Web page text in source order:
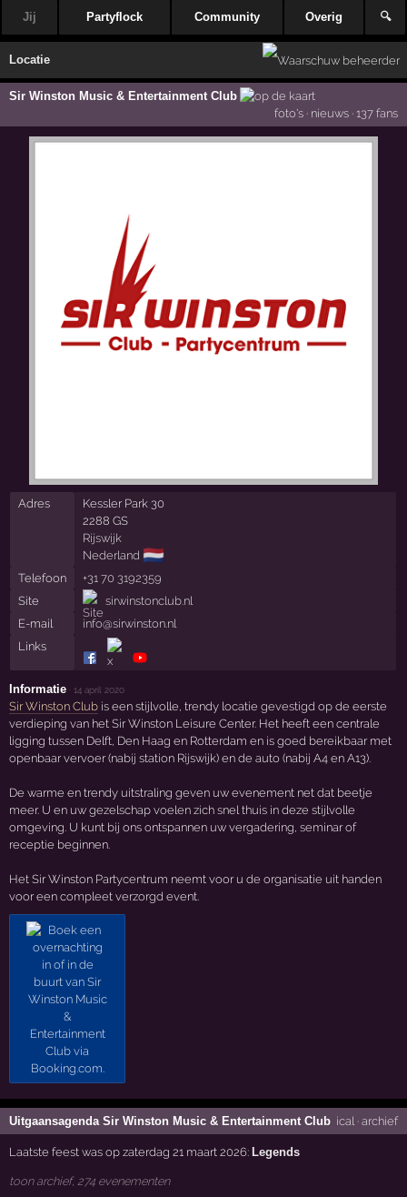
Jij Partyflock Community Overig 🔍
Locatie
Sir Winston Music & Entertainment Club
foto's· nieuws· 137 fans
Adres
Kessler Park 30
2288 GS
Rijswijk
Nederland 🇳🇱
Telefoon
+31 70 3192359
Site
sirwinstonclub.nl
E-mail
info@sirwinston.nl
Links
Informatie ·14 april 2020
Sir Winston Club is een stijlvolle, trendy locatie gevestigd op de eerste
verdieping van het Sir Winston Leisure Center. Het heeft een centrale
ligging tussen Delft, Den Haag en Rotterdam en is goed bereikbaar met
openbaar vervoer (nabij station Rijswijk) en de auto (nabij A4 en A13).
De warme en trendy uitstraling geven uw evenement net dat beetje
meer. U en uw gezelschap voelen zich snel thuis in deze stijlvolle
omgeving. U kunt bij ons ontspannen uw vergadering, seminar of
receptie beginnen.
Het Sir Winston Partycentrum neemt voor u de organisatie uit handen
voor een compleet verzorgd event.
Uitgaansagenda Sir Winston Music & Entertainment Club ical· archief
Laatste feest was op zaterdag 21 maart 2026: Legends
toon archief, 274 evenementen